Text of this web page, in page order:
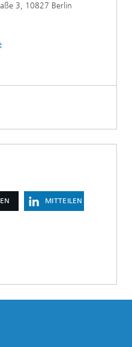
3, 10827 Berlin
MITTEILEN